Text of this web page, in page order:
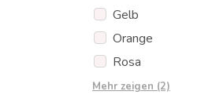
Gelb
Orange
Rosa
Rot
Mehr zeigen (2)